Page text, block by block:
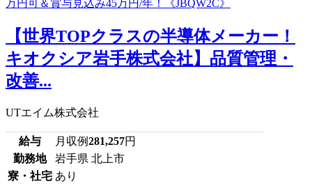
【世界TOPクラスの半導体メーカー！
キオクシア岩手株式会社】品質管理・
改善...
UTエイム株式会社
給与 月収例281,257円
勤務地
岩手県 北上市
寮・社宅 あり